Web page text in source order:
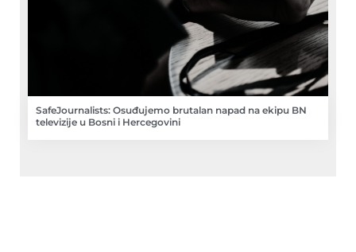
SafeJournalists: Osuđujemo brutalan napad na ekipu BN
televizije u Bosni i Hercegovini